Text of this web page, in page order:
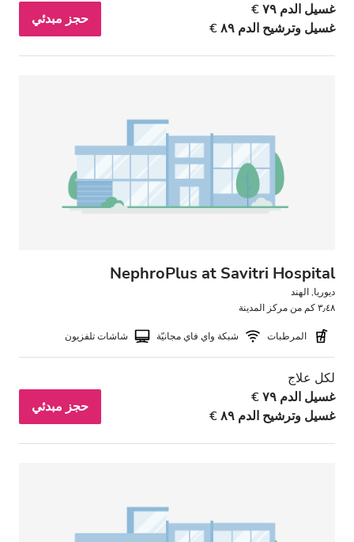
غسيل الدم ٧٩ €
غسيل وترشيح الدم ٨٩ €
حجز مبدئي
NephroPlus at Savitri Hospital
ديوريا, الهند
٣٫٤٨ كم من مركز المدينة
المرطبات شبكة واي فاي مجانيّة شاشات تلفزيون
لكل علاج
غسيل الدم ٧٩ €
غسيل وترشيح الدم ٨٩ €
حجز مبدئي